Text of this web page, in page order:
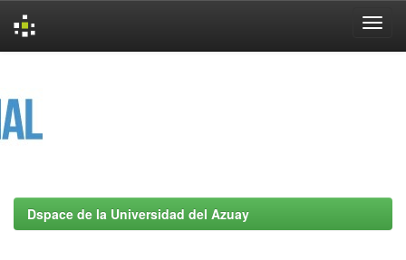
Dspace de la Universidad del Azuay